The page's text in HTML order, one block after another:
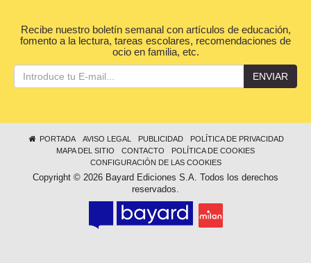
Recibe nuestro boletín semanal con artículos de educación,
fomento a la lectura, tareas escolares, recomendaciones de
ocio en familia, etc.
ENVIAR
PORTADA AVISO LEGAL PUBLICIDAD
POLÍTICA DE PRIVACIDAD
MAPA DEL SITIO
CONTACTO
POLÍTICA DE COOKIES
CONFIGURACIÓN DE LAS COOKIES
Copyright © 2026 Bayard Ediciones S.A. Todos los derechos
reservados.